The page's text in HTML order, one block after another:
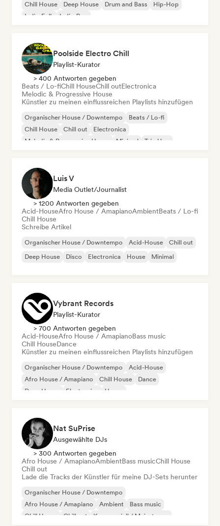
Chill House Deep House Drum and Bass
Hip-Hop
Indie-Folk
Indie-Pop
Poolside Electro Chill
Playlist-Kurator
> 400 Antworten gegeben
Beats / Lo-fiChill HouseChill outElectronica
Melodic & Progressive House
Künstler zu meinen einflussreichen Playlists hinzufügen
Organischer House / Downtempo
Beats / Lo-fi
Chill House
Chill out
Electronica
Melodic & Progressive House
Minimal Trip Hop
Luis V
Media Outlet/Journalist
> 1200 Antworten gegeben
Acid-HouseAfro House / AmapianoAmbientBeats / Lo-fi
Chill House
Schreibe Artikel
Organischer House / Downtempo Acid-House
Chill out
Deep House
Disco Electronica House Minimal
Vybrant Records
Playlist-Kurator
> 700 Antworten gegeben
Acid-HouseAfro House / AmapianoBass music
Chill HouseDance
Künstler zu meinen einflussreichen Playlists hinzufügen
Organischer House / Downtempo
Acid-House
Afro House / Amapiano
Chill House
Dance
Deep House
Electronica House
Nat SuPrise
Ausgewählte DJs
> 300 Antworten gegeben
Afro House / AmapianoAmbientBass musicChill House
Chill out
Lade die Tracks der Künstler für meine DJ-Sets herunter
Organischer House / Downtempo
Afro House / Amapiano
Ambient
Bass music
Chill House
Chill out
Kommerziell / Mainstream